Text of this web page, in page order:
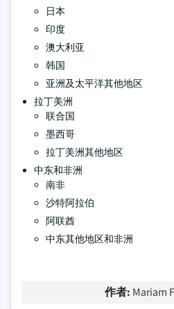
日本
印度
澳大利亚
韩国
亚洲及太平洋其他地区
拉丁美洲
联合国
墨西哥
拉丁美洲其他地区
中东和非洲
南非
沙特阿拉伯
阿联酋
中东其他地区和非洲
作者: Mariam